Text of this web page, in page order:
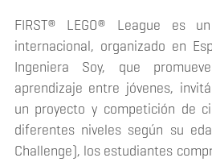
FIRST® LEGO® League es
internacional, organizado en
Ingeniera Soy, que
aprendizaje entre jóvenes,
un proyecto y competición de
diferentes niveles según su
Challenge), los estudiantes